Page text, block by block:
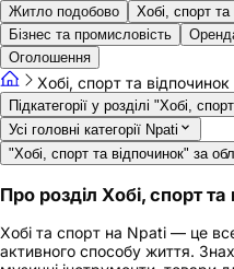
Житло подобово
Хобі, спорт та
Бізнес та промисловість
Оголошення
Хобі, спорт та відпочинок
Підкатегорії у розділі "Хобі,
Усі головні категорії Npati
"Хобі, спорт та відпочинок" за
Про розділ Хобі, спорт
Хобі та спорт на Npati — це
активного способу життя.